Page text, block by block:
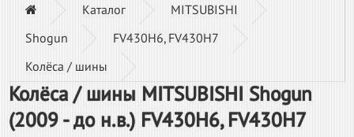
Каталог
MITSUBISHI
Shogun
FV430H6, FV430H7
Колёса / шины
Колёса / шины MITSUBISHI Shogun
(2009 - до н.в.) FV430H6, FV430H7